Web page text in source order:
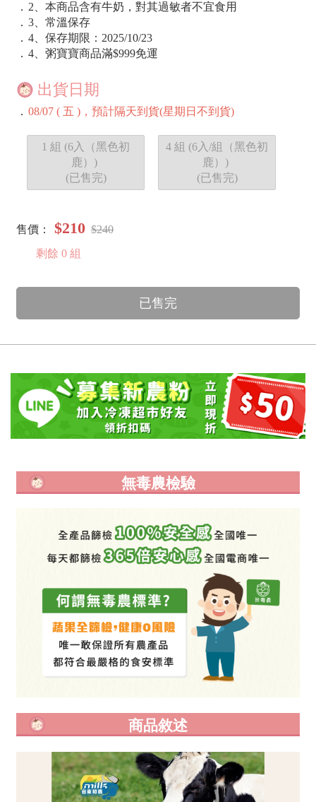
． 2、本商品含有牛奶，對其過敏者不宜食用
． 3、常溫保存
． 4、保存期限：2025/10/23
． 4、粥寶寶商品滿$999免運
出貨日期
． 08/07 ( 五 )，預計隔天到貨(星期日不到貨)
1 組 (6入（黑色初
鹿）)
(已售完)
4 組 (6入/組（黑色初
鹿）)
(已售完)
售價： $210 $240
剩餘 0 組
無毒農檢驗
商品敘述